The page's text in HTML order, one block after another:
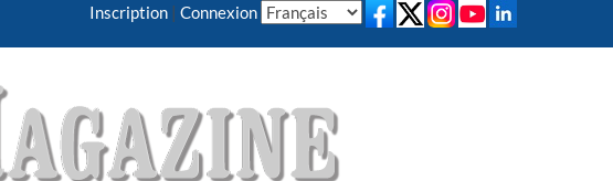
Inscription | Connexion